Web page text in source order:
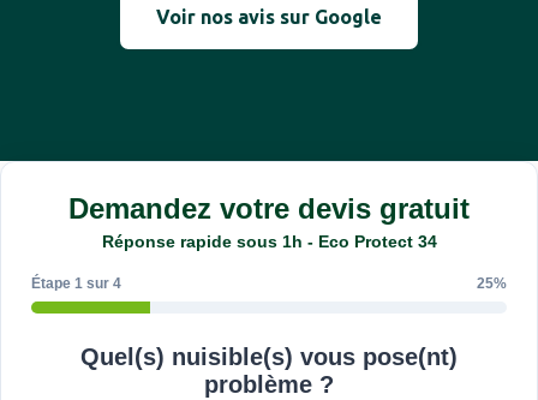
Voir nos avis sur Google
Demandez votre devis gratuit
Réponse rapide sous 1h - Eco Protect 34
Étape 1 sur 4 25%
Quel(s) nuisible(s) vous pose(nt)
problème ?